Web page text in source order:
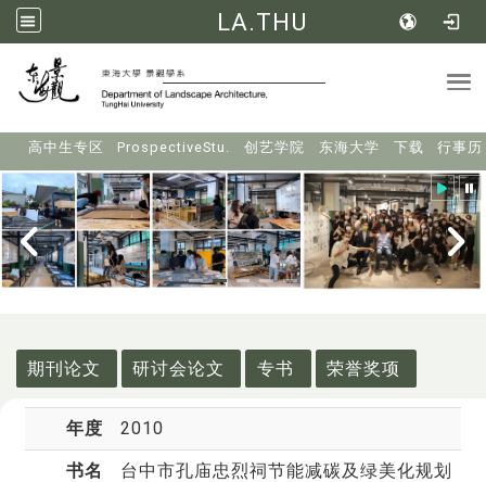
LA.THU
高中生专区 ProspectiveStu. 创艺学院 东海大学 下载 行事历
期刊论文
研讨会论文 专书 荣誉奖项
年度 2010
书名
台中市孔庙忠烈祠节能减碳及绿美化规划